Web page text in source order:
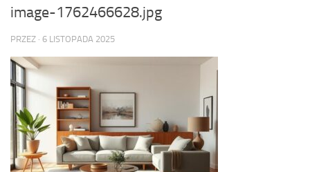
image-1762466628.jpg
PRZEZ · 6 LISTOPADA 2025